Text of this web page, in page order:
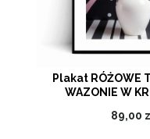
Plakat RÓŻOWE
WAZONIE W
89,00